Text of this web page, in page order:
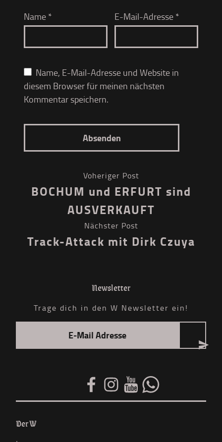
Name * E-Mail-Adresse *
Name, E-Mail-Adresse und Website in
diesem Browser für meinen nächsten
Kommentar speichern.
Voheriger Post
BOCHUM und ERFURT sind
AUSVERKAUFT
Nächster Post
Track-Attack mit Dirk Czuya
Newsletter
Trage dich in den W Newsletter ein!
Der W